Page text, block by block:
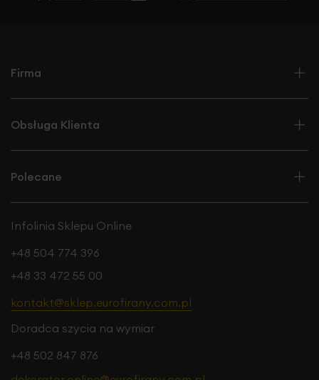
Firma
Obsługa Klienta
Polecane
Infolinia Sklepu Online
+48 504 774 396
+48 33 472 55 00
kontakt@sklep.eurofirany.com.pl
Doradca szycia na wymiar
+48 502 847 876